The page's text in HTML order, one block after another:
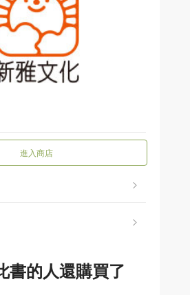
進入商店
書的人還購買了